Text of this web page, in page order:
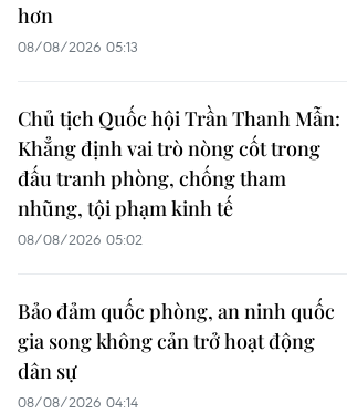
hơn
08/08/2026 05:13
Chủ tịch Quốc hội Trần Thanh Mẫn:
Khẳng định vai trò nòng cốt trong
đấu tranh phòng, chống tham
nhũng, tội phạm kinh tế
08/08/2026 05:02
Bảo đảm quốc phòng, an ninh quốc
gia song không cản trở hoạt động
dân sự
08/08/2026 04:14